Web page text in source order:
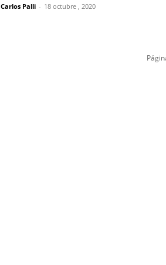
Carlos Palli - 18 octubre , 2020